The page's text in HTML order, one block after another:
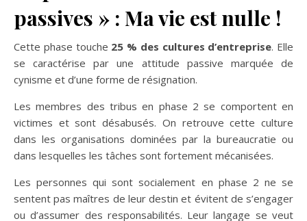
passives » : Ma vie est nulle !
Cette phase touche 25 % des cultures d’entreprise. Elle
se caractérise par une attitude passive marquée de
cynisme et d’une forme de résignation.
Les membres des tribus en phase 2 se comportent en
victimes et sont désabusés. On retrouve cette culture
dans les organisations dominées par la bureaucratie ou
dans lesquelles les tâches sont fortement mécanisées.
Les personnes qui sont socialement en phase 2 ne se
sentent pas maîtres de leur destin et évitent de s’engager
ou d’assumer des responsabilités. Leur langage se veut